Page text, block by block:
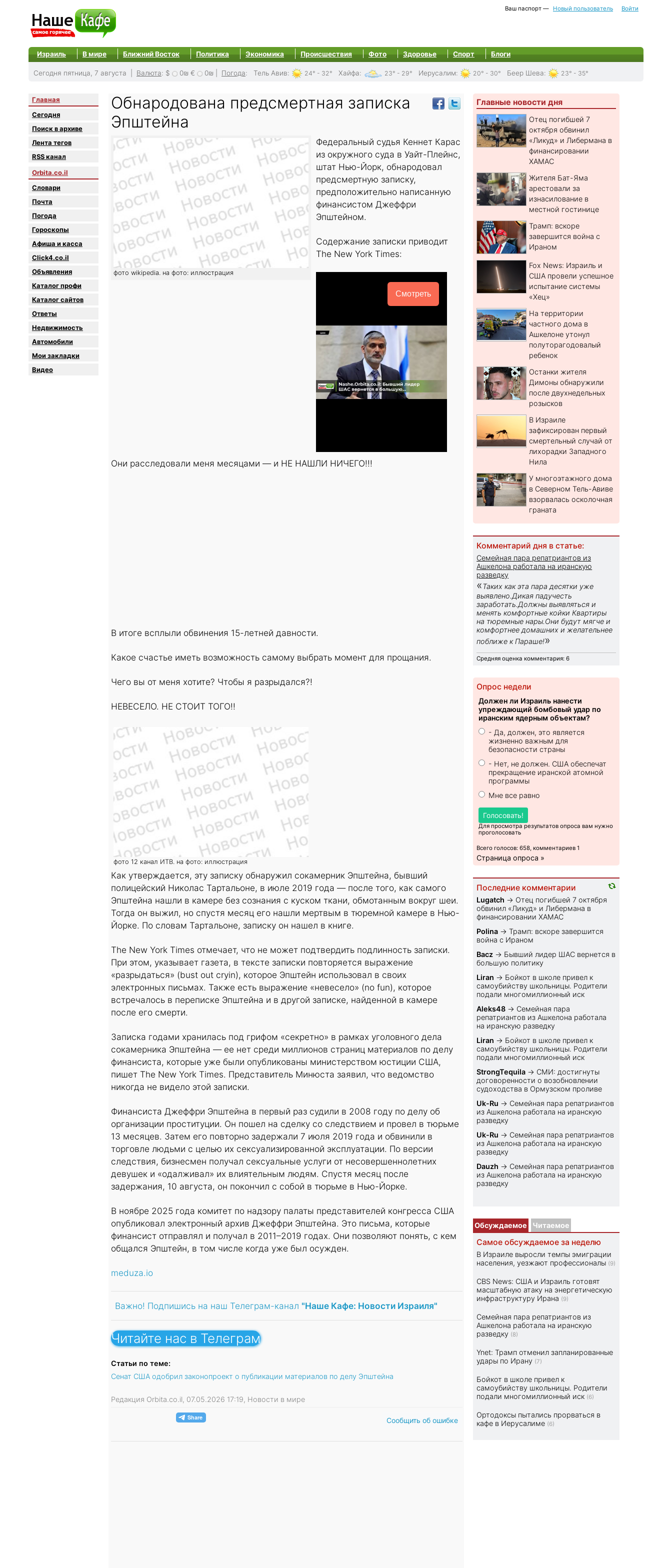
Ваш паспорт — Новый пользователь Войти
Израиль В мире Ближний Восток Политика Экономика Происшествия Фото Здоровье Спорт Блоги
Сегодня пятница, 7 августа | Валюта: $ 0₪ € 0₪ Погода: Тель Авив: 24° - 32° Хайфа: 23° - 29° Иерусалим: 20° - 30° Беер Шева: 23° - 35°
Главная
Сегодня
Поиск в архиве
Лента тегов
RSS канал
Orbita.co.il
Словари
Почта
Погода
Гороскопы
Афиша и касса
Click4.co.il
Объявления
Каталог профи
Каталог сайтов
Oтветы
Недвижимость
Автомобили
Мои закладки
Видео
Обнародована предсмертная записка
Эпштейна
фото wikipedia. на фото: иллюстрация
Федеральный судья Кеннет Карас
из окружного суда в Уайт-Плейнс,
штат Нью-Йорк, обнародовал
предсмертную записку,
предположительно написанную
финансистом Джеффри
Эпштейном.
Содержание записки приводит
The New York Times:
Смотреть
Они расследовали меня месяцами — и НЕ НАШЛИ НИЧЕГО!!!
В итоге всплыли обвинения 15-летней давности.
Какое счастье иметь возможность самому выбрать момент для прощания.
Чего вы от меня хотите? Чтобы я разрыдался?!
НЕВЕСЕЛО. НЕ СТОИТ ТОГО!!
фото 12 канал ИТВ. на фото: иллюстрация
Как утверждается, эту записку обнаружил сокамерник Эпштейна, бывший
полицейский Николас Тартальоне, в июле 2019 года — после того, как самого
Эпштейна нашли в камере без сознания с куском ткани, обмотанным вокруг шеи.
Тогда он выжил, но спустя месяц его нашли мертвым в тюремной камере в Нью-
Йорке. По словам Тартальоне, записку он нашел в книге.
The New York Times отмечает, что не может подтвердить подлинность записки.
При этом, указывает газета, в тексте записки повторяется выражение
«разрыдаться» (bust out cryin), которое Эпштейн использовал в своих
электронных письмах. Также есть выражение «невесело» (no fun), которое
встречалось в переписке Эпштейна и в другой записке, найденной в камере
после его смерти.
Записка годами хранилась под грифом «секретно» в рамках уголовного дела
сокамерника Эпштейна — ее нет среди миллионов страниц материалов по делу
финансиста, которые уже были опубликованы министерством юстиции США,
пишет The New York Times. Представитель Минюста заявил, что ведомство
никогда не видело этой записки.
Финансиста Джеффри Эпштейна в первый раз судили в 2008 году по делу об
организации проституции. Он пошел на сделку со следствием и провел в тюрьме
13 месяцев. Затем его повторно задержали 7 июля 2019 года и обвинили в
торговле людьми с целью их сексуализированной эксплуатации. По версии
следствия, бизнесмен получал сексуальные услуги от несовершеннолетних
девушек и «одалживал» их влиятельным людям. Спустя месяц после
задержания, 10 августа, он покончил с собой в тюрьме в Нью-Йорке.
В ноябре 2025 года комитет по надзору палаты представителей конгресса США
опубликовал электронный архив Джеффри Эпштейна. Это письма, которые
финансист отправлял и получал в 2011–2019 годах. Они позволяют понять, с кем
общался Эпштейн, в том числе когда уже был осужден.
meduza.io
Важно! Подпишись на наш Телеграм-канал "Наше Кафе: Новости Израиля"
Читайте нас в Телеграм
Статьи по теме:
Сенат США одобрил законопроект о публикации материалов по делу Эпштейна
Редакция Orbita.co.il, 07.05.2026 17:19, Новости в мире
Сообщить об ошибке
Главные новости дня
Отец погибшей 7
октября обвинил
«Ликуд» и Либермана в
финансировании
ХАМАС
Жителя Бат-Яма
арестовали за
изнасилование в
местной гостинице
Трамп: вскоре
завершится война с
Ираном
Fox News: Израиль и
США провели успешное
испытание системы
«Хец»
На территории
частного дома в
Ашкелоне утонул
полуторагодовалый
ребенок
Останки жителя
Димоны обнаружили
после двухнедельных
розысков
В Израиле
зафиксирован первый
смертельный случай от
лихорадки Западного
Нила
У многоэтажного дома
в Северном Тель-Авиве
взорвалась осколочная
граната
Комментарий дня в статье:
Семейная пара репатриантов из
Ашкелона работала на иранскую
разведку
«Таких как эта пара десятки уже
выявлено.Дикая падучесть
заработать.Должны выявляться и
менять комфортные койки Квартиры
на тюремные нары.Они будут мягче и
комфортнее домашних и желательнее
поближе к Параше!»
Средняя оценка комментария: 6
Опрос недели
Должен ли Израиль нанести
упреждающий бомбовый удар по
иранским ядерным объектам?
- Да, должен, это является
жизненно важным для
безопасности страны
- Нет, не должен. США обеспечат
прекращение иранской атомной
программы
Мне все равно
Голосовать!
Для просмотра результатов опроса вам нужно
проголосовать
Всего голосов: 658, комментариев 1
Страница опроса »
Последние комментарии
Lugatch → Отец погибшей 7 октября
обвинил «Ликуд» и Либермана в
финансировании ХАМАС
Polina →Трамп: вскоре завершится
война с Ираном
Bacz → Бывший лидер ШАС вернется в
большую политику
Liran → Бойкот в школе привел к
самоубийству школьницы. Родители
подали многомиллионный иск
Aleks48 → Семейная пара
репатриантов из Ашкелона работала
на иранскую разведку
Liran → Бойкот в школе привел к
самоубийству школьницы. Родители
подали многомиллионный иск
StrongTequila → СМИ: достигнуты
договоренности о возобновлении
судоходства в Ормузском проливе
Uk-Ru → Семейная пара репатриантов
из Ашкелона работала на иранскую
разведку
Uk-Ru → Семейная пара репатриантов
из Ашкелона работала на иранскую
разведку
Dauzh → Семейная пара репатриантов
из Ашкелона работала на иранскую
разведку
Обсуждаемое Читаемое
Самое обсуждаемое за неделю
В Израиле выросли темпы эмиграции
населения, уезжают профессионалы (9)
CBS News: США и Израиль готовят
масштабную атаку на энергетическую
инфраструктуру Ирана (9)
Семейная пара репатриантов из
Ашкелона работала на иранскую
разведку (8)
Ynet: Трамп отменил запланированные
удары по Ирану (7)
Бойкот в школе привел к
самоубийству школьницы. Родители
подали многомиллионный иск (6)
Ортодоксы пытались прорваться в
кафе в Иерусалиме (6)